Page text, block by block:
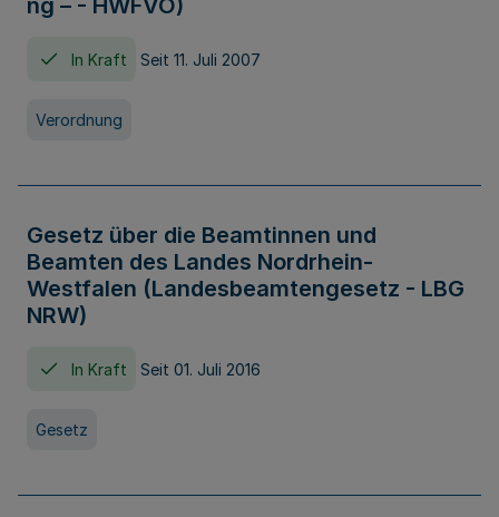
ng – - HWFVO)
In Kraft Seit 11. Juli 2007
Verordnung
Gesetz über die Beamtinnen und
Beamten des Landes Nordrhein-
Westfalen (Landesbeamtengesetz - LBG
NRW)
In Kraft Seit 01. Juli 2016
Gesetz